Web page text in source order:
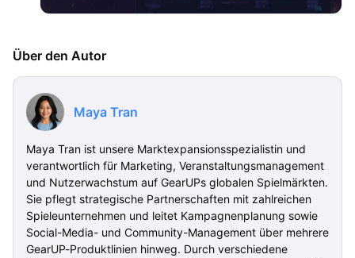
Über den Autor
Maya Tran
Maya Tran ist unsere Marktexpansionsspezialistin und
verantwortlich für Marketing, Veranstaltungsmanagement
und Nutzerwachstum auf GearUPs globalen Spielmärkten.
Sie pflegt strategische Partnerschaften mit zahlreichen
Spieleunternehmen und leitet Kampagnenplanung sowie
Social-Media- und Community-Management über mehrere
GearUP-Produktlinien hinweg. Durch verschiedene